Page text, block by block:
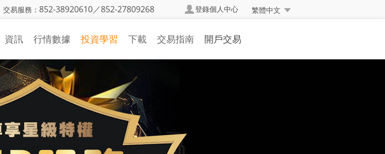
交易服務： 852-38920610／852-27809268 繁體中文
登錄個人中心
資訊
金銀日評
策略研究
機構觀點
行情數據
行情中心
財經日曆
投資學習
基本面知識
技術面知識
投資技巧
下載 交易指南
掛單交易
開戶交易